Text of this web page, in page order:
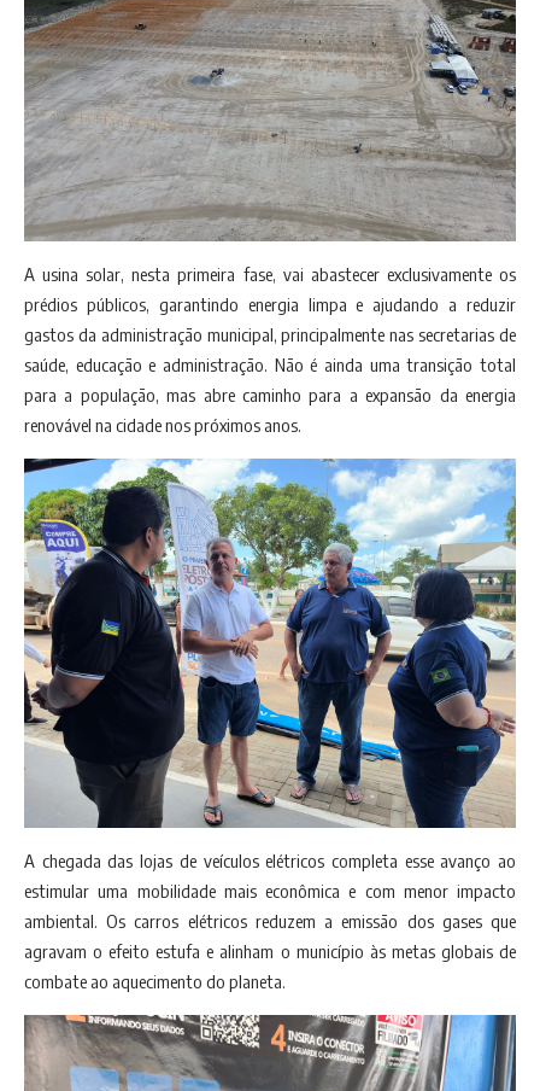
A usina solar, nesta primeira fase, vai abastecer exclusivamente os
prédios públicos, garantindo energia limpa e ajudando a reduzir
gastos da administração municipal, principalmente nas secretarias de
saúde, educação e administração. Não é ainda uma transição total
para a população, mas abre caminho para a expansão da energia
renovável na cidade nos próximos anos.
A chegada das lojas de veículos elétricos completa esse avanço ao
estimular uma mobilidade mais econômica e com menor impacto
ambiental. Os carros elétricos reduzem a emissão dos gases que
agravam o efeito estufa e alinham o município às metas globais de
combate ao aquecimento do planeta.